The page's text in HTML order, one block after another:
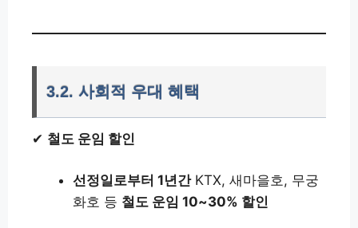
3.2. 사회적 우대 혜택
✔ 철도 운임 할인
선정일로부터 1년간KTX, 새마을호, 무궁
화호 등 철도 운임 10~30% 할인